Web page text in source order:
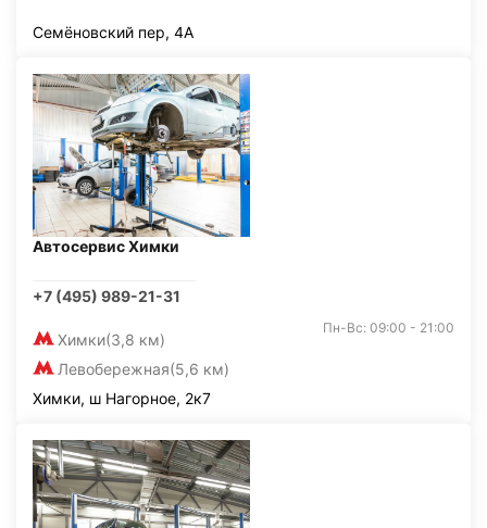
Семёновский пер, 4А
Автосервис Химки
+7 (495) 989-21-31
Химки(3,8 км)
Левобережная(5,6 км)
Пн-Вс: 09:00 - 21:00
Химки, ш Нагорное, 2к7